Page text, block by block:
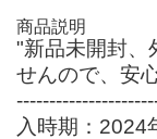
商品説明
"新品未開封、
せんので、安
入時期：2024